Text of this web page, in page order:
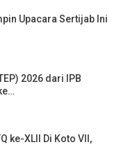
Upacara Sertijab Ini
2026 dari IPB
ke-XLII Di Koto VII,